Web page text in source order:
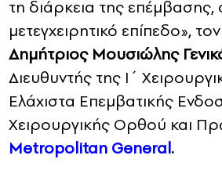
τη διάρκεια της επέμβασης,
μετεγχειρητικό επίπεδο»,
Δημήτριος Μουσιώλης
Διευθυντής της Ι΄
Ελάχιστα Επεμβατικής
Χειρουργικής Ορθού και
Metropolitan General.